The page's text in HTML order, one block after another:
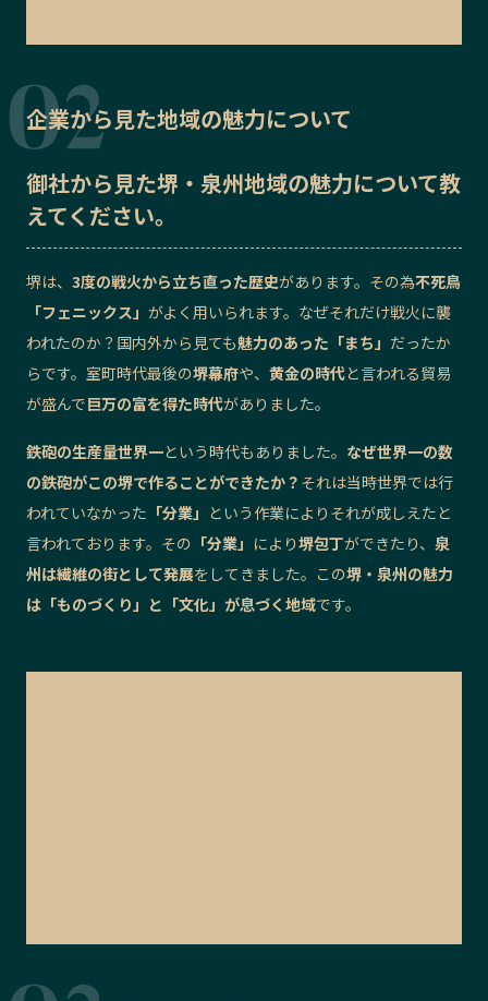
企業から見た地域の魅力について
御社から見た堺・泉州地域の魅力について教
えてください。
堺は、 3度の戦火から立ち直った歴史があります。その為不死鳥
「フェニックス」 がよく用いられます。なぜそれだけ戦火に襲
われたのか？国内外から見ても魅力のあった「まち」 だったか
らです。室町時代最後の堺幕府や、 黄金の時代と言われる貿易
が盛んで巨万の富を得た時代がありました。
鉄砲の生産量世界一という時代もありました。 なぜ世界一の数
の鉄砲がこの堺で作ることができたか？ それは当時世界では行
われていなかった 「分業」 という作業によりそれが成しえたと
言われております。その 「分業」 により堺包丁ができたり、 泉
州は繊維の街として発展をしてきました。この堺・泉州の魅力
は「ものづくり」と「文化」が息づく地域です。